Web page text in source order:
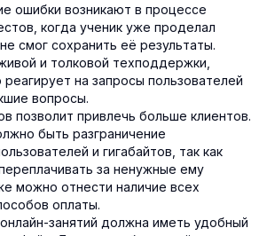
ошибки возникают в процессе
когда ученик уже проделал
смог сохранить её результаты.
и толковой техподдержки,
на запросы пользователей
вопросы.
позволит привлечь больше клиентов.
быть разграничение
и гигабайтов, так как
за ненужные ему
можно отнести наличие всех
оплаты.
занятий должна иметь удобный